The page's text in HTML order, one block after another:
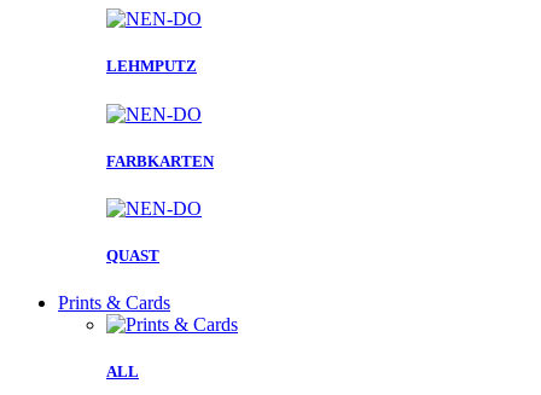
LEHMPUTZ
FARBKARTEN
QUAST
Prints & Cards
ALL